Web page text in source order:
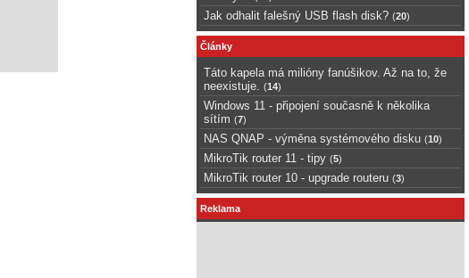
Jak odhalit falešný USB flash disk? (20)
Články
Táto kapela má milióny fanúšikov. Až na to, že
neexistuje.
(14)
Windows 11 - připojení současně k několika
sítím (7)
NAS QNAP - výměna systémového disku (10)
MikroTik router 11 - tipy (5)
MikroTik router 10 - upgrade routeru (3)
Reklama